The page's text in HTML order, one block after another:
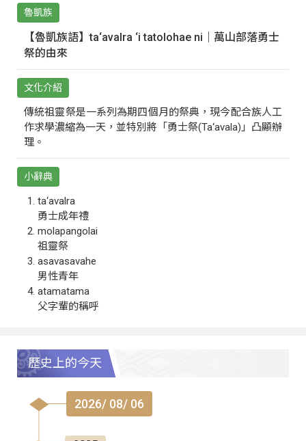
魯凱族
【魯凱族語】ta‘avalra ‘i tatolohae ni｜萬山部落勇士
祭的由來
文化介紹
傳統祖靈祭是一系列為期四個月的祭典，現今配合族人工
作求學濃縮為一天，並特別將「勇士祭(Ta‘avala)」凸顯辦
理。
小辭典
ta‘avalra
勇士成年禮
molapangolai
祖靈祭
asavasavahe
男性青年
atamatama
父字輩的稱呼
歷史上的今天
2026/ 08/ 06